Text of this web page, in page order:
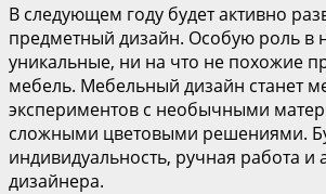
В следующем году будет активно
предметный дизайн. Особую роль в
уникальные, ни на что не похожие
мебель. Мебельный дизайн станет
экспериментов с необычными
сложными цветовыми решениями.
индивидуальность, ручная работа и
дизайнера.